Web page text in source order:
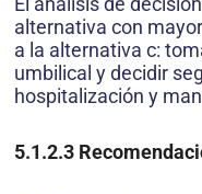
alternativa con
a la alternativa c:
umbilical y decidir
hospitalización y
5.1.2.3